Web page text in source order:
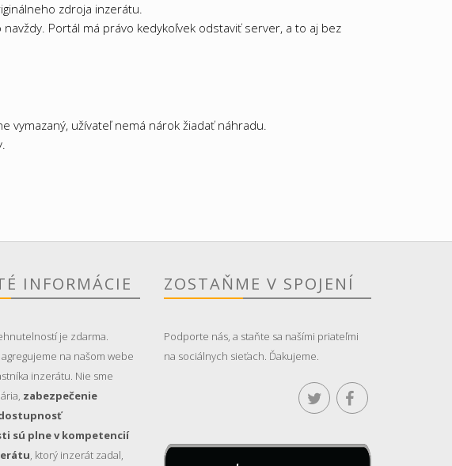
zdroja inzerátu.
Portál má právo kedykoľvek odstaviť server, a to aj bez
vymazaný, užívateľ nemá nárok žiadať náhradu.
INFORMÁCIE
je zdarma.
na našom webe
inzerátu. Nie sme
zabezpečenie
sú plne v kompetencií
, ktorý inzerát zadal,
ZOSTAŇME V SPOJENÍ
Podporte nás, a staňte sa našími priateľmi
na sociálnych sieťach. Ďakujeme.